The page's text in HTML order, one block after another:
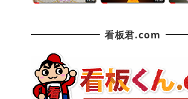
看板君.com